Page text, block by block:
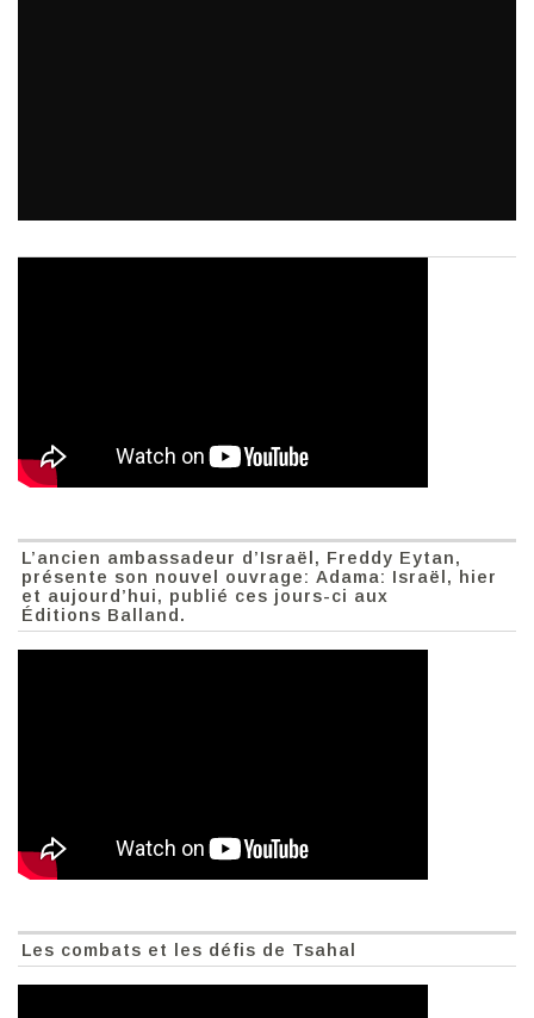
L’ancien ambassadeur d’Israël, Freddy Eytan,
présente son nouvel ouvrage: Adama: Israël, hier
et aujourd’hui, publié ces jours-ci aux
Éditions Balland.
Les combats et les défis de Tsahal